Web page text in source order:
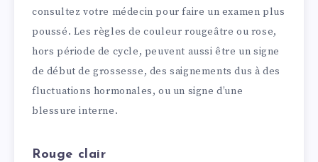
consultez votre médecin pour faire un examen plus
poussé. Les règles de couleur rougeâtre ou rose,
hors période de cycle, peuvent aussi être un signe
de début de grossesse, des saignements dus à des
fluctuations hormonales, ou un signe d’une
blessure interne.
Rouge clair